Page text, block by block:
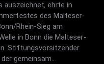
Prof. Dr. Klaus Buchner,
Bundesparteitag am
auszeichnet, ehrte in
des Malteser-
Rhein-Sieg am
in Bonn die Malteser-
Stiftungsvorsitzender
gemeinsam…